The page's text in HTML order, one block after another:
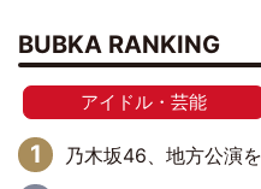
BUBKA RANKING
アイドル・芸能
乃木坂46、地方公演を終えて残すは“聖地”明治神宮野球場